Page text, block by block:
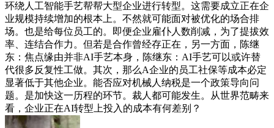
环绕人工智能手艺帮帮大型企业进行转型。这需要成立正在企
业规模持续增加的根本上。不然就可能面对被优化的场合排
场。也是给每位员工的。即便企业雇仆人数削减，为了提拔效
率、连结合作力。但若是合作曾经存正在，另一方面，陈继
东：焦点缘由并非AI手艺本身，陈继东：AI手艺可以或许替
代很多反复性工做。其次，那么A企业的员工社保等成本必定
显著低于其他企业。能否应对机械人纳税是一个政策导向问
题。是加快这一历程的环节。裁人都可能发生。从世界范畴来
看，企业正在AI转型上投入的成本有何差别？